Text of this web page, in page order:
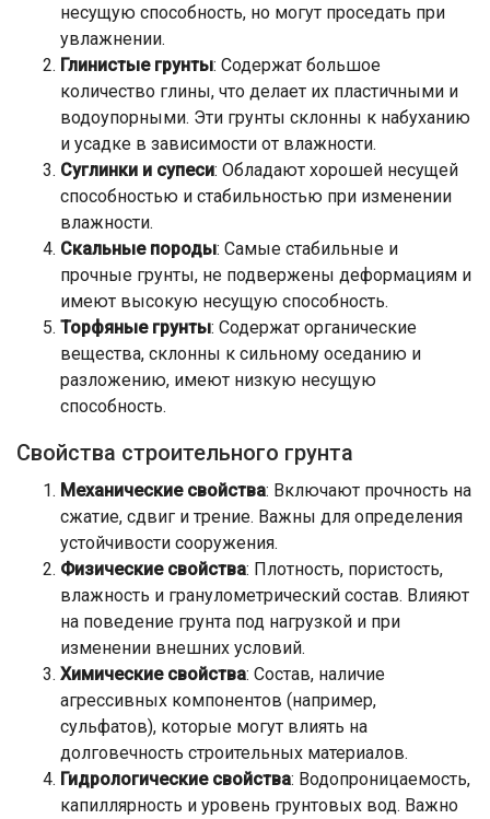
несущую способность, но могут проседать при
увлажнении.
Глинистые грунты: Содержат большое
количество глины, что делает их пластичными и
водоупорными. Эти грунты склонны к набуханию
и усадке в зависимости от влажности.
Суглинки и супеси: Обладают хорошей несущей
способностью и стабильностью при изменении
влажности.
Скальные породы: Самые стабильные и
прочные грунты, не подвержены деформациям и
имеют высокую несущую способность.
Торфяные грунты: Содержат органические
вещества, склонны к сильному оседанию и
разложению, имеют низкую несущую
способность.
Свойства строительного грунта
Механические свойства: Включают прочность на
сжатие, сдвиг и трение. Важны для определения
устойчивости сооружения.
Физические свойства: Плотность, пористость,
влажность и гранулометрический состав. Влияют
на поведение грунта под нагрузкой и при
изменении внешних условий.
Химические свойства: Состав, наличие
агрессивных компонентов (например,
сульфатов), которые могут влиять на
долговечность строительных материалов.
Гидрологические свойства: Водопроницаемость,
капиллярность и уровень грунтовых вод. Важно